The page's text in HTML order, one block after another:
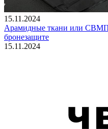
15.11.2024
Арамидные ткани или
бронезащите
15.11.2024